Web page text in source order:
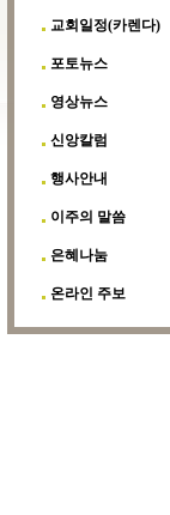
교회일정(카렌다)
포토뉴스
영상뉴스
신앙칼럼
행사안내
이주의 말씀
은혜나눔
온라인 주보